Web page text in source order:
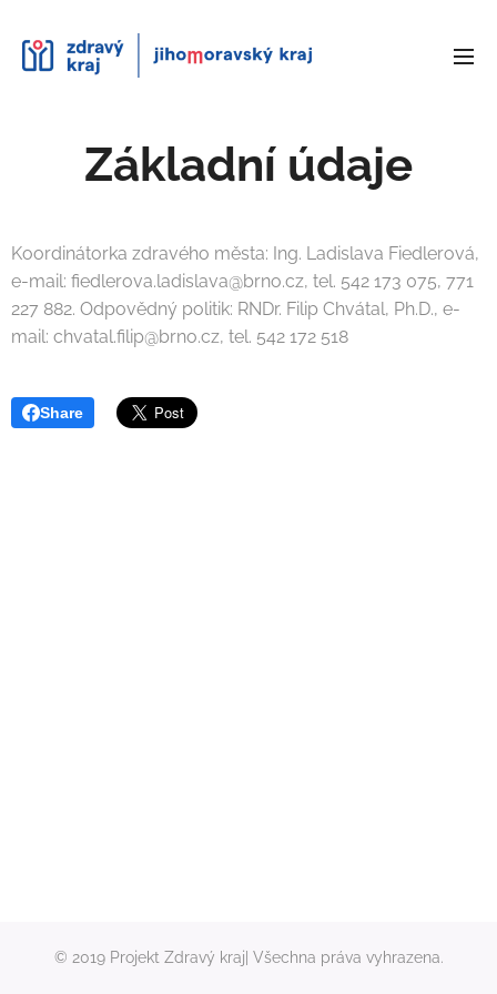
Základní údaje
Koordinátorka zdravého města: Ing. Ladislava Fiedlerová,
e-mail: fiedlerova.ladislava@brno.cz, tel. 542 173 075, 771
227 882. Odpovědný politik: RNDr. Filip Chvátal, Ph.D., e-
mail: chvatal.filip@brno.cz, tel. 542 172 518
Share
© 2019 Projekt Zdravý kraj| Všechna práva vyhrazena.